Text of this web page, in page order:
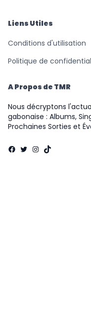
Liens Utiles
Conditions d'utilisation
Politique de
A Propos de TMR
Nous décryptons
gabonaise : Albums,
Prochaines Sorties et
Facebook
Twitter
Instagram
TikTok